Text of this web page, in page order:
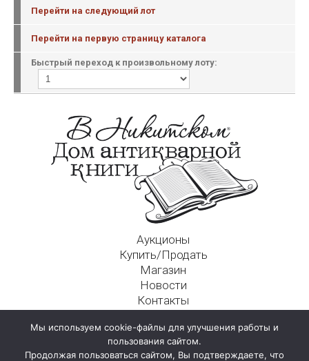
Перейти на следующий лот
Перейти на первую страницу каталога
Быстрый переход к произвольному лоту:
Аукционы
Купить/Продать
Магазин
Новости
Контакты
125009, г. Москва, Никитский пер., д. 4а, стр. 1
Мы используем cookie-файлы для улучшения работы и
пользования сайтом.
Продолжая пользоваться сайтом, Вы подтверждаете, что